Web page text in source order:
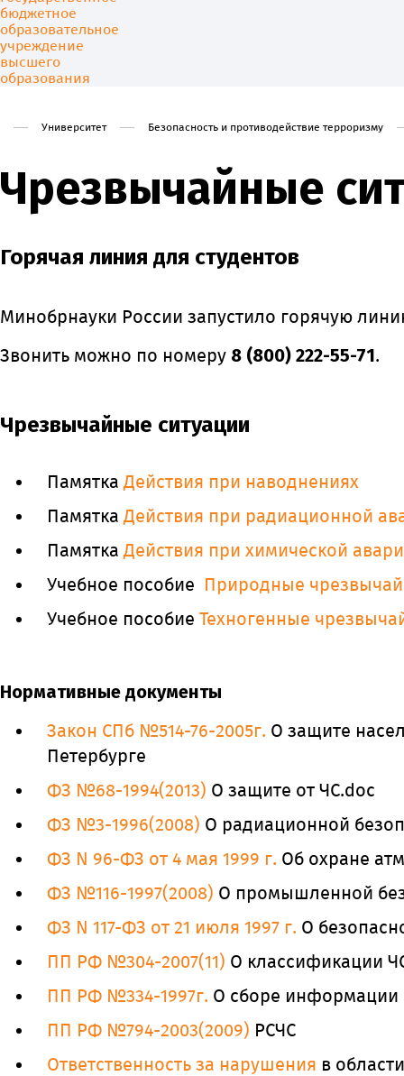
Университет
Университет Безопасность и противодействие терроризму
Чрезвычайные
Горячая линия для студентов
Минобрнауки России запустило горячую
Звонить можно по номеру 8 (800) 222-55-71.
Чрезвычайные ситуации
Памятка Действия при наводнениях
Памятка Действия при радиационной
Памятка Действия при химической
Учебное пособие Природные
Учебное пособие Техногенные
Нормативные документы
Закон СПб №514-76-2005г. О защите
Петербурге
ФЗ №68-1994(2013) О защите от ЧС.doc
ФЗ №3-1996(2008) О радиационной
ФЗ N 96-ФЗ от 4 мая 1999 г. Об охране
ФЗ №116-1997(2008) О промышленной
ФЗ N 117-ФЗ от 21 июля 1997 г. О
ПП РФ №304-2007(11) О классификации
ПП РФ №334-1997г. О сборе информации
ПП РФ №794-2003(2009) РСЧС
Ответственность за нарушения в